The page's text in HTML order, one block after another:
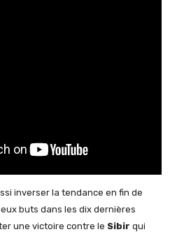
inverser la tendance en fin de
buts dans les dix dernières
une victoire contre le Sibir qui